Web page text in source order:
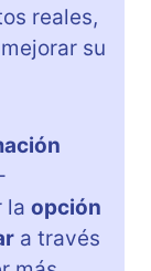
reales,
su
la opción
a través